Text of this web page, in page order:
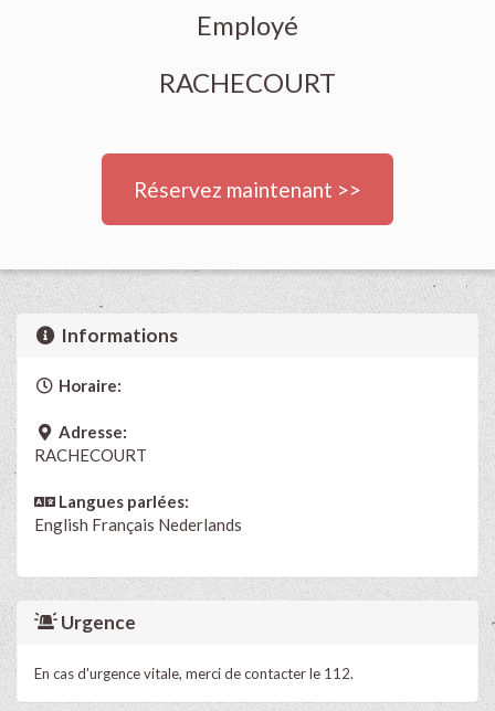
Employé
RACHECOURT
Réservez maintenant >>
Informations
Horaire:
Adresse:
RACHECOURT
Langues parlées:
English Français Nederlands
Urgence
En cas d'urgence vitale, merci de contacter le 112.